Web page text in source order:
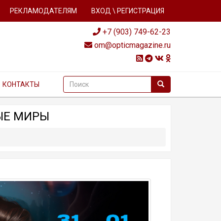
РЕКЛАМОДАТЕЛЯМ ВХОД \ РЕГИСТРАЦИЯ
+7 (903) 749-62-23
om@opticmagazine.ru
КОНТАКТЫ
МИРЫ